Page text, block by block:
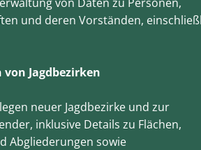
und deren Vorständen,
Jagdbezirken
neuer Jagdbezirke und zur
inklusive Details zu Flächen,
Abgliederungen sowie